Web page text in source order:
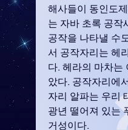
해사들이 동인도
는 자바 초록 공작
공작을 나타낼 수
서 공작자리는 헤
다. 헤라의 마차는
았다. 공작자리에
자리 알파는 우리
광년 떨어져 있는
거성이다.